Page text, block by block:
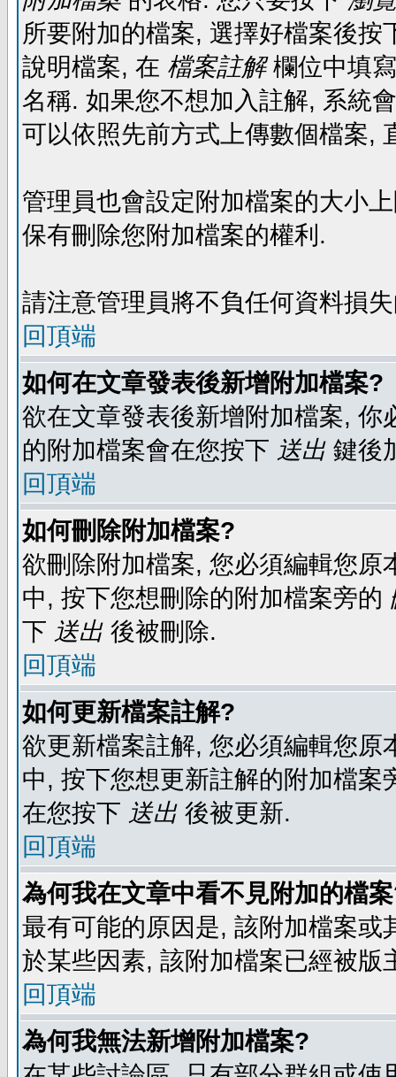
所要附加的檔案, 選擇好檔案後
說明檔案, 在 檔案註解欄位中填
名稱. 如果您不想加入註解, 系統
可以依照先前方式上傳數個檔案,
管理員也會設定附加檔案的大小
保有刪除您附加檔案的權利.
請注意管理員將不負任何資料損
回頂端
如何在文章發表後新增附加檔案?
欲在文章發表後新增附加檔案,
的附加檔案會在您按下 送出 鍵後
回頂端
如何刪除附加檔案?
欲刪除附加檔案, 您必須編輯您
中, 按下您想刪除的附加檔案旁的
下 送出 後被刪除.
回頂端
如何更新檔案註解?
欲更新檔案註解, 您必須編輯您
中, 按下您想更新註解的附加檔案
在您按下 送出 後被更新.
回頂端
為何我在文章中看不見附加的檔
最有可能的原因是, 該附加檔案
於某些因素, 該附加檔案已經被版
回頂端
為何我無法新增附加檔案?